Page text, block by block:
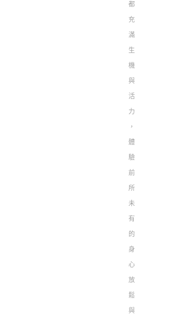
都
充
滿
生
機
與
活
力
，
體
驗
前
所
未
有
的
身
心
放
鬆
與